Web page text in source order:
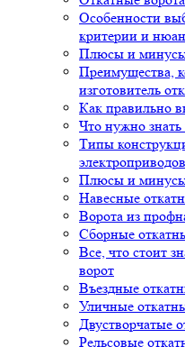
Особенности
критерии и
Плюсы и минусы
Преимущества,
изготовитель
Как правильно
Что нужно
Типы
Плюсы и минусы
Навесные
Ворота из
Сборные
Все, что стоит
ворот
Въездные
Уличные
Двустворчатые
Рельсовые